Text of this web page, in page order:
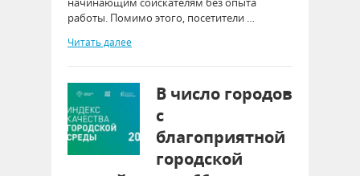
работы. Помимо этого, посетители …
Читать далее
В число городов
с
благоприятной
городской